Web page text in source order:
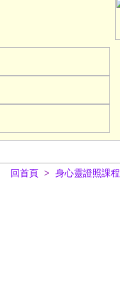
回首頁 > 身心靈證照課程